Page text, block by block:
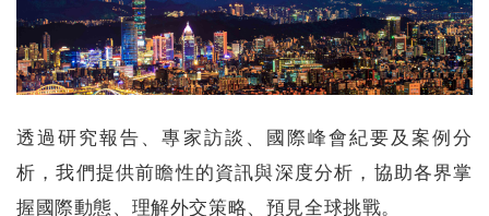
透過研究報告、專家訪談、國際峰會紀要及案例分
析，我們提供前瞻性的資訊與深度分析，協助各界掌
握國際動態、理解外交策略、預見全球挑戰。